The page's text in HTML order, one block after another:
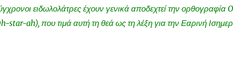
ειδωλολάτρες έχουν γενικά αποδεχτεί την ορθογραφία
star-ah), που τιμά αυτή τη θεά ως τη λέξη για την Εαρινή